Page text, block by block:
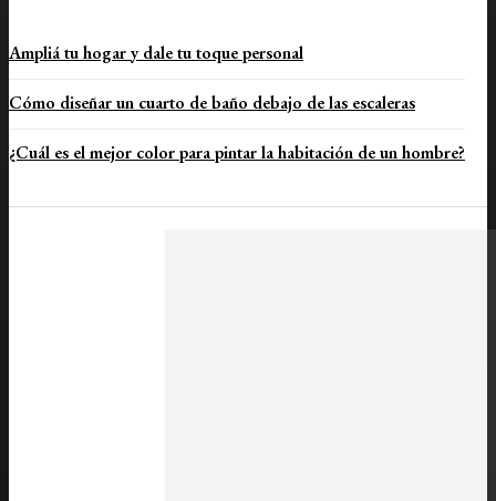
Ampliá tu hogar y dale tu toque personal
Cómo diseñar un cuarto de baño debajo de las escaleras
¿Cuál es el mejor color para pintar la habitación de un hombre?